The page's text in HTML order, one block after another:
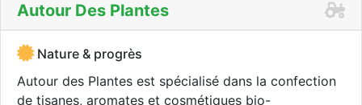
Autour Des Plantes
Nature & progrès
Autour des Plantes est spécialisé dans la confection
de tisanes, aromates et cosmétiques bio-